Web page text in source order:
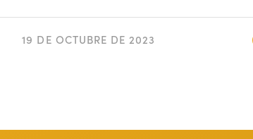
19 DE OCTUBRE DE 2023